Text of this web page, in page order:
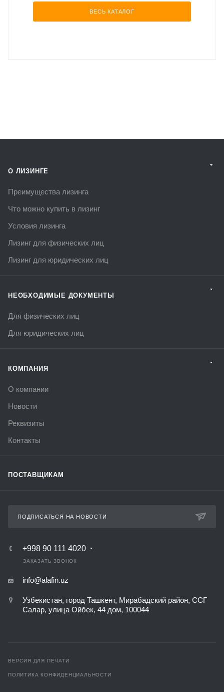
ВЕСЬ КАТАЛОГ
О ЛИЗИНГЕ
Преимущества лизинга
Что можно купить в лизинг
Условия лизинга
Лизинг для физических лиц
Лизинг для юридических лиц
НЕОБХОДИМЫЕ ДОКУМЕНТЫ
Для физических лиц
Для юридических лиц
КОМПАНИЯ
О компании
Новости
Реквизиты
Контакты
ПОСТАВЩИКАМ
ПОДПИСАТЬСЯ НА НОВОСТИ
+998 90 111 4020
ЗАКАЗАТЬ ЗВОНОК
info@alafin.uz
Узбекистан, город Ташкент, Мирабадский район, ССГ
Салар, улица Ойбек, 44 дом, 100044
ВЕРСИЯ ДЛЯ ПЕЧАТИ
ПОЛИТИКА КОНФИДЕНЦИАЛЬНОСТИ